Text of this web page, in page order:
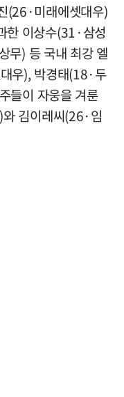
(26·미래에셋대우)
한 이상수(31·삼성
무) 등 국내 최강 엘
우), 박경태(18·두
들이 자웅을 겨룬
김이레씨(26·임